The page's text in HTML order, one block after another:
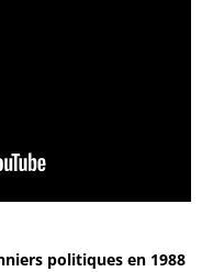
politiques en 1988